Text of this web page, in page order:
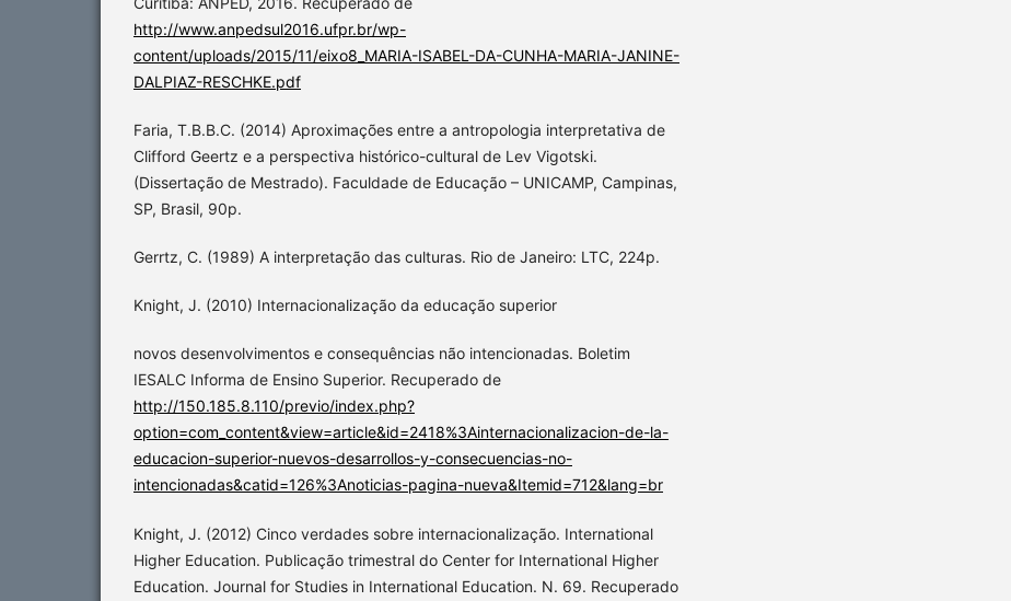
http://www.anpedsul2016.ufpr.br/wp-
content/uploads/2015/11/eixo8_MARIA-ISABEL-DA-CUNHA-MARIA-JANINE-
DALPIAZ-RESCHKE.pdf
Faria, T.B.B.C. (2014) Aproximações entre a antropologia interpretativa de
Clifford Geertz e a perspectiva histórico-cultural de Lev Vigotski.
(Dissertação de Mestrado). Faculdade de Educação – UNICAMP, Campinas,
SP, Brasil, 90p.
Gerrtz, C. (1989) A interpretação das culturas. Rio de Janeiro: LTC, 224p.
Knight, J. (2010) Internacionalização da educação superior
novos desenvolvimentos e consequências não intencionadas. Boletim
IESALC Informa de Ensino Superior. Recuperado de
http://150.185.8.110/previo/index.php?
option=com_content&view=article&id=2418%3Ainternacionalizacion-de-la-
educacion-superior-nuevos-desarrollos-y-consecuencias-no-
intencionadas&catid=126%3Anoticias-pagina-nueva&Itemid=712&lang=br
Knight, J. (2012) Cinco verdades sobre internacionalização. International
Higher Education. Publicação trimestral do Center for International Higher
Education. Journal for Studies in International Education. N. 69. Recuperado